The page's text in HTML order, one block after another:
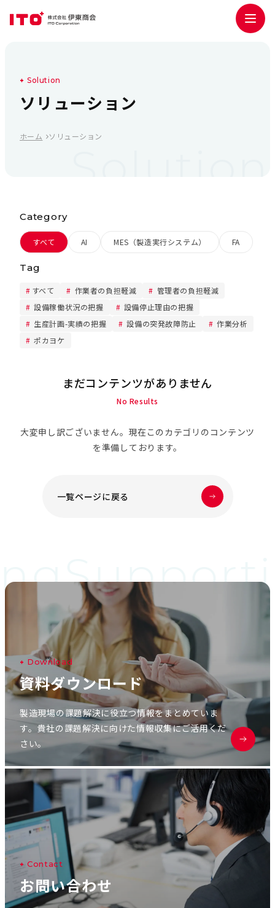
So ution
ソ リ ューシ ョ ン
ホーム ソリューション
Category
すべて AI MES（製造実行システム） FA
Tag
すべて 作業者の負担軽減
管理者の負担軽減
設備稼働状況の把握
設備停止理由の把握
生産計画-実績の把握
設備の突発故障防止
作業分析
ポカヨケ
まだコンテンツがありません
No Results
大変申し訳ございません。現在このカテゴリのコンテンツ
を準備しております。
一覧ページに戻る
Download
資料ダウンロー ド
製造現場の課題解決に役立つ情報をまとめていま
す。貴社の課題解決に向けた情報収集にご活用くだ
さい。
Contact
お問い合わせ